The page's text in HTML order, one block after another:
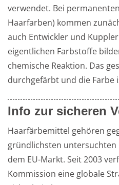
verwendet. Bei
Haarfarben) kommen
auch Entwickler und
eigentlichen Farbstoffe
chemische Reaktion. Das
durchgefärbt und die Farbe
Info zur sicheren
Haarfärbemittel gehören
gründlichsten
dem EU-Markt. Seit 2003
Kommission eine globale